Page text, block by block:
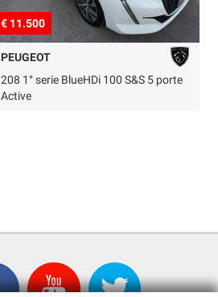
€ 11.500
PEUGEOT
208 1° serie BlueHDi 100 S&S 5 porte
Active